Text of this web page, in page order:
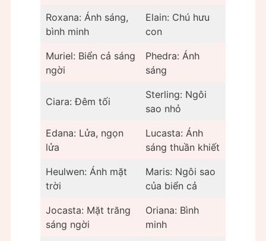
Roxana: Ánh sáng,
bình minh
Elain: Chú hưu
con
Muriel: Biển cả sáng
ngời
Phedra: Ánh
sáng
Ciara: Đêm tối
Sterling: Ngôi
sao nhỏ
Edana: Lửa, ngọn
lửa
Lucasta: Ánh
sáng thuần khiết
Heulwen: Ánh mặt
trời
Maris: Ngôi sao
của biển cả
Jocasta: Mặt trăng
sáng ngời
Oriana: Bình
minh